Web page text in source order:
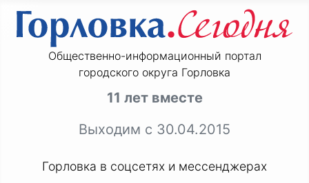
Общественно-информационный портал
городского округа Горловка
11 лет вместе
Выходим с 30.04.2015
Горловка в соцсетях и мессенджерах